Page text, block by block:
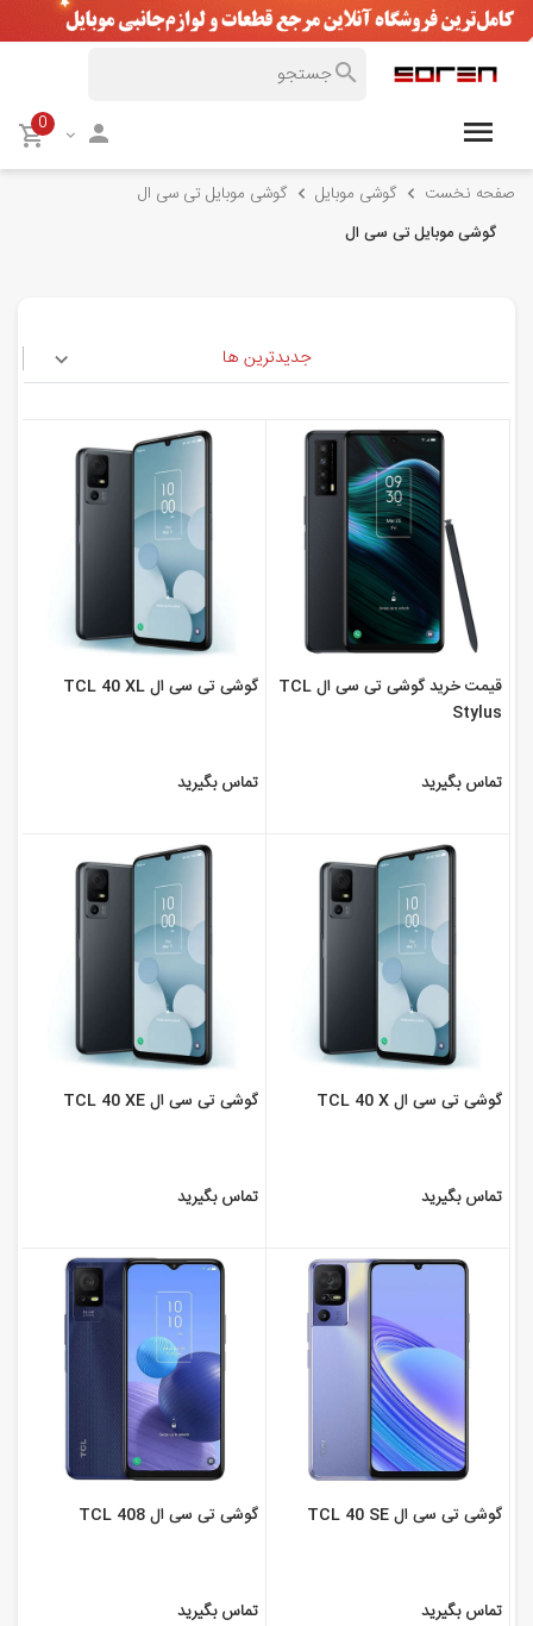
0
صفحه نخست گوشی موبایل گوشی موبایل تی سی ال
گوشی موبایل تی سی ال
جدیدترین ها
قیمت خرید گوشی تی سی ال TCL
Stylus
تماس بگیرید
گوشی تی سی ال TCL 40 XL
تماس بگیرید
گوشی تی سی ال TCL 40 X
تماس بگیرید
گوشی تی سی ال TCL 40 XE
تماس بگیرید
گوشی تی سی ال TCL 40 SE
تماس بگیرید
گوشی تی سی ال TCL 408
تماس بگیرید